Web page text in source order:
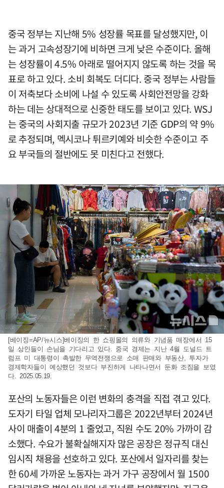
중국 정부는 지난해 5% 성장률 목표를 달성했지만, 이
는 과거 고속성장기에 비하면 크게 낮은 수준이다. 올해
는 성장률이 4.5% 아래로 떨어지지 않도록 하는 것을 목
표로 하고 있다. 소비 회복도 더디다. 중국 정부는 사람들
이 저축보다 소비에 나설 수 있도록 사회안전망을 강화
하는 데는 상대적으로 신중한 태도를 보이고 있다. WSJ
는 중국의 사회지출 규모가 2023년 기준 GDP의 약 9%
로 추정되며, 멕시코나 튀르키예와 비슷한 수준이고 주
요 부국들의 절반에도 못 미친다고 전했다.
[베이징=AP/뉴시스]베이징의 한 쇼핑몰의 의류와 기념품 매장에서 15
일 상인들이 손님을 기다리고 있다. 중국 경제는 지난 4월 도널드 트
럼프 미 대통령이 촉발한 무역전쟁으로 소매 판매와 부동산, 투자가
경제학자들이 예상했던 것보다 부진하게 나타나면서 둔화 조짐을 보였
다. 2025.05.19.
포산의 노동자들은 이런 변화의 충격을 직접 겪고 있다.
도자기 타일 업체 모나리자그룹은 2022년부터 2024년
사이 매출이 4분의 1 줄었고, 직원 수도 20% 가까이 감
소했다. 수요가 불확실해지자 많은 공장은 정규직 대신
임시직 채용을 선호하고 있다. 포산에서 일자리를 찾는
한 60세 가까운 노동자는 과거 가구 공장에서 월 1500